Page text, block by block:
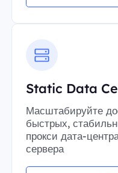
Static Data
Масштабируйте
быстрых,
прокси дата-
сервера